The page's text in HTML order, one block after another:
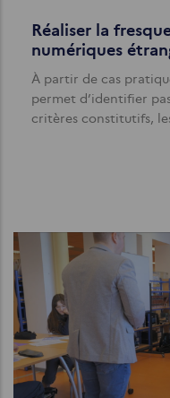
Réaliser la
numériques
À partir de cas
permet d’identifier
critères constitutifs,